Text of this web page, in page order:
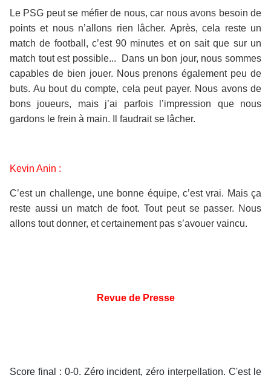
Le PSG peut se méfier de nous, car nous avons besoin de
points et nous n’allons rien lâcher. Après, cela reste un
match de football, c’est 90 minutes et on sait que sur un
match tout est possible... Dans un bon jour, nous sommes
capables de bien jouer. Nous prenons également peu de
buts. Au bout du compte, cela peut payer. Nous avons de
bons joueurs, mais j’ai parfois l’impression que nous
gardons le frein à main. Il faudrait se lâcher.
Kevin Anin :
C’est un challenge, une bonne équipe, c’est vrai. Mais ça
reste aussi un match de foot. Tout peut se passer. Nous
allons tout donner, et certainement pas s’avouer vaincu.
Revue de Presse
Score final : 0-0. Zéro incident, zéro interpellation. C'est le